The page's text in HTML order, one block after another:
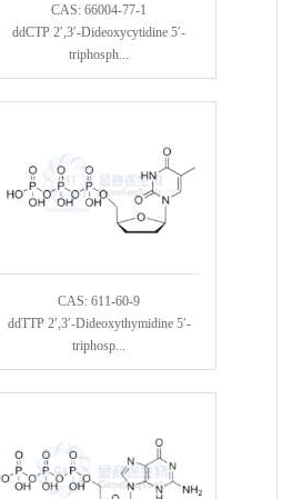
CAS: 66004-77-1
ddCTP 2′,3′-Dideoxycytidine 5′-
triphosph...
CAS: 611-60-9
ddTTP 2′,3′-Dideoxythymidine 5′-
triphosp...